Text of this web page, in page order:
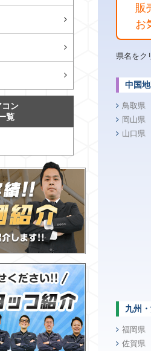
販
お
県名をク
中国
鳥取県
岡山県
山口県
九州
福岡県
佐賀県
コン
覧